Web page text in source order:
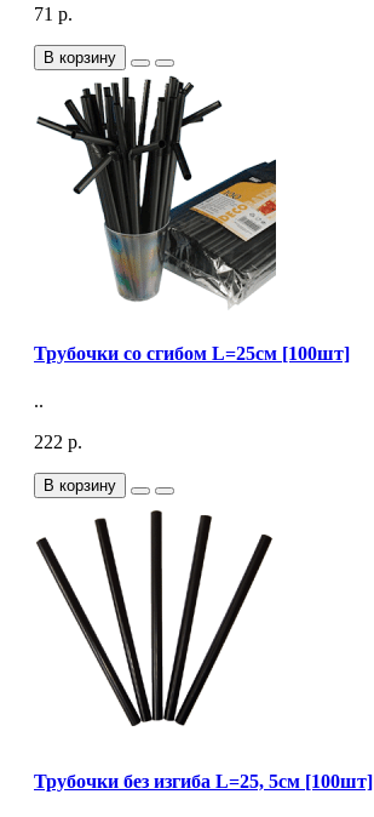
71 р.
В корзину
Трубочки со сгибом L=25см [100шт]
..
222 р.
В корзину
Трубочки без изгиба L=25, 5см [100шт]